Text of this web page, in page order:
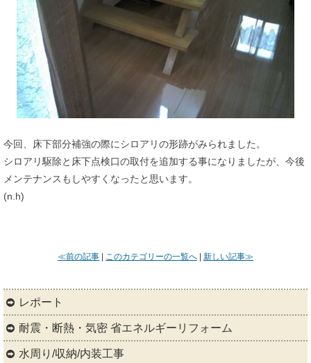
今回、床下部分補強の際にシロアリの形跡がみられました。
シロアリ駆除と床下点検口の取付を追加する事になりましたが、今後
メンテナンスもしやすくなったと思います。
(n.h)
≪前の記事 このカテゴリーの一覧へ 新しい記事≫
レポート
耐震・断熱・気密 省エネルギーリフォーム
水周り/収納/内装工事